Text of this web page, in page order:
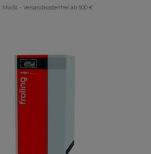
MwSt.- Versandkostenfrei ab 500 €